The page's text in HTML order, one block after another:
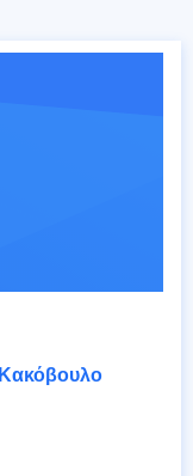
Κακόβουλο